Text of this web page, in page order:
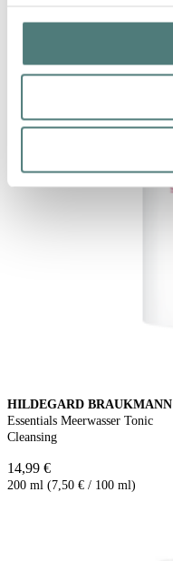
HILDEGARD BRAUKMANN
Essentials Meerwasser Tonic
Cleansing
14,99 €
200 ml (7,50 € / 100 ml)